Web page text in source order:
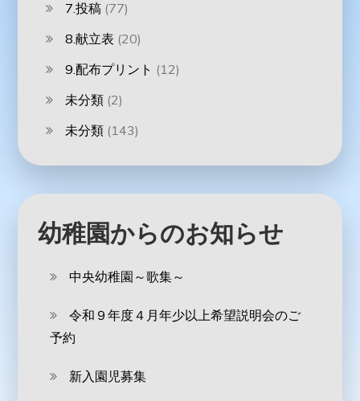
7.投稿 (77)
8.献立表 (20)
9.配布プリント (12)
未分類 (2)
未分類 (143)
幼稚園からのお知らせ
中央幼稚園～歌集～
令和９年度４月年少以上希望説明会のご
予約
新入園児募集